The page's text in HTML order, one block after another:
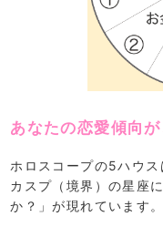
あなたの恋愛傾向
ホロスコープの5ハウ
カスプ（境界）の星座
か？」が現れています。